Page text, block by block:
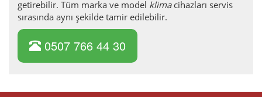
getirebilir. Tüm marka ve model klimacihazları servis
sırasında aynı şekilde tamir edilebilir.
0507 766 44 30